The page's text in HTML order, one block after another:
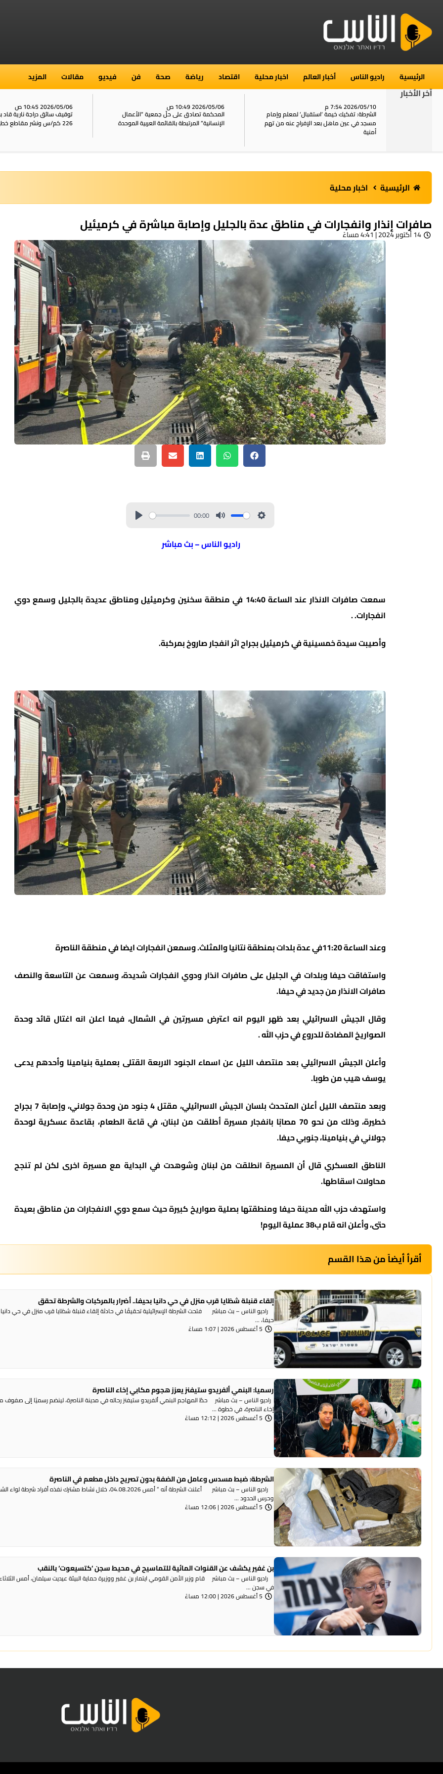
الرئيسية راديو الناس أخبار العالم اخبار محلية اقتصاد رياضة صحة فن فيديو مقالات المزيد
آخر الأخبار
2026/05/10 7:54 م
الشرطة: تفكيك خيمة ‘استقبال‘ لمعلم وإمام
مسجد في عين ماهل بعد الإفراج عنه من تهم
أمنية
2026/05/06 10:49 ص
المحكمة تصادق على حلّ جمعية “الأعمال
الإنسانية” المرتبطة بالقائمة العربية الموحدة
2026/05/06 10:45 ص
توقيف سائق دراجة نارية
226 كم/س ونشر مقاطع خطيرة على الشبكات
الرئيسية اخبار محلية
صافرات إنذار وانفجارات في مناطق عدة بالجليل وإصابة مباشرة في كرميئيل
14 أكتوبر 2024 | 4:41 مساءً
00:00
راديو الناس – بث مباشر
سمعت صافرات الانذار عند الساعة 14:40 في منطقة سخنين وكرميئيل ومناطق عديدة بالجليل وسمع دوي
انفجارات. .
وأصيبت سيدة خمسينية في كرميئيل بجراح اثر انفجار صاروخ بمركبة.
وعند الساعة 11:20في عدة بلدات بمنطقة نتانيا والمثلث. وسمعن انفجارات ايضا في منطقة الناصرة
واستفاقت حيفا وبلدات في الجليل على صافرات انذار ودوي انفجارات شديدة، وسمعت عن التاسعة والنصف
صافرات الانذار من جديد في حيفا.
وقال الجيش الاسرائيلي بعد ظهر اليوم انه اعترض مسيرتين في الشمال، فيما اعلن انه اغتال قائد وحدة
الصواريخ المضادة للدروع في حزب الله .
وأعلن الجيش الاسرائيلي بعد منتصف الليل عن اسماء الجنود الاربعة القتلى بعملية بنيامينا وأحدهم يدعى
يوسف هيب من طوبا.
وبعد منتصف الليل أعلن المتحدث بلسان الجيش الاسرائيلي، مقتل 4 جنود من وحدة جولاني، وإصابة 7 بجراح
خطيرة، وذلك من نحو 70 مصابًا بانفجار مسيرة أطلقت من لبنان، في قاعة الطعام، بقاعدة عسكرية لوحدة
جولاني في بنيامينا، جنوبي حيفا.
الناطق العسكري قال أن المسيرة انطلقت من لبنان وشوهدت في البداية مع مسيرة اخرى لكن لم تنجح
محاولات اسقاطها.
واستهدف حزب الله مدينة حيفا ومنطقتها بصلية صواريخ كبيرة حيث سمع دوي الانفجارات من مناطق بعيدة
حتى، وأعلن انه قام ب38 عملية اليوم!
أقرأ أيضاً من هذا القسم
إلقاء قنبلة شظايا قرب منزل في حي دانيا بحيفا.. أضرار بالمركبات والشرطة تحقق
راديو الناس – بث مباشر فتحت الشرطة الإسرائيلية تحقيقًا في حادثة إلقاء قنبلة شظايا قرب منزل في حي دانيا
حيفا، ...
5 أغسطس 2026 | 1:07 مساءً
رسميا: البنمي ألفريدو ستيفنز يعزز هجوم مكابي إخاء الناصرة
راديو الناس – بث مباشر حطّ المهاجم البنمي ألفريدو ستيفنز رحاله في مدينة الناصرة، لينضم رسميًا إلى صفوف
إخاء الناصرة، في خطوة ...
5 أغسطس 2026 | 12:12 مساءً
الشرطة: ضبط مسدس وعامل من الضفة بدون تصريح داخل مطعم في الناصرة
راديو الناس – بث مباشر أعلنت الشرطة أنه ” أمس 04.08.2026، خلال نشاط مشترك نفذه أفراد شرطة
وحرس الحدود ...
5 أغسطس 2026 | 12:06 مساءً
بن غفير يكشف عن القنوات المائية للتماسيح في محيط سجن ‘كتسيعوت‘ بالنقب
راديو الناس – بث مباشر قام وزير الأمن القومي ايتمار بن غفير ووزيرة حماية البيئة عيديت سيلمان، أمس
في سجن ...
5 أغسطس 2026 | 12:00 مساءً